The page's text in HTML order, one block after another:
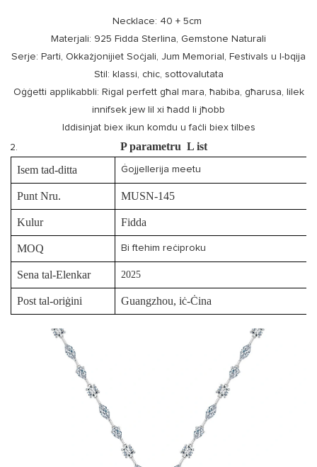
Necklace: 40 + 5cm
Materjali: 925 Fidda Sterlina, Gemstone Naturali
Serje: Parti, Okkażjonijiet Soċjali, Jum Memorial, Festivals u l-bqija
Stil: klassi, chic, sottovalutata
Oġġetti applikabbli: Rigal perfett għal mara, ħabiba, għarusa, lilek
innifsek jew lil xi ħadd li jħobb
Iddisinjat biex ikun komdu u faċli biex tilbes
Pparametru List
Isem tad-ditta
Ġojjellerija meetu
Punt Nru. MUSN-145
Kulur Fidda
MOQ Bi ftehim reċiproku
Sena tal-Elenkar 2025
Post tal-oriġini Guangzhou, iċ-Ċina